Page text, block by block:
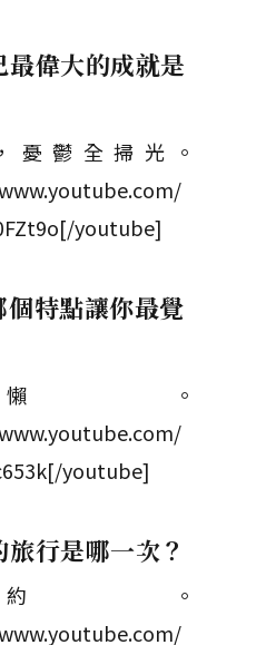
偉大的成就是
憂鬱全掃光。
youtube]
特點讓你最覺
。
youtube]
行是哪一次？
。